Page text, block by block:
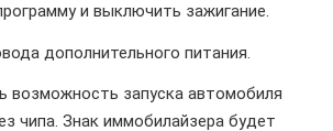
и выключить зажигание.
дополнительного питания.
возможность запуска автомобиля
чипа. Знак иммобилайзера будет